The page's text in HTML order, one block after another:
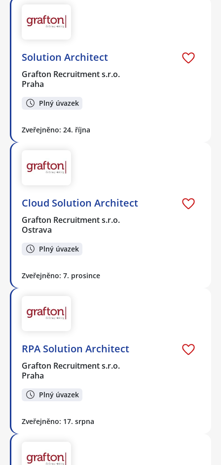
Solution Architect
Grafton Recruitment s.r.o.
Praha
Plný úvazek
Zveřejněno: 24. října
Cloud Solution Architect
Grafton Recruitment s.r.o.
Ostrava
Plný úvazek
Zveřejněno: 7. prosince
RPA Solution Architect
Grafton Recruitment s.r.o.
Praha
Plný úvazek
Zveřejněno: 17. srpna